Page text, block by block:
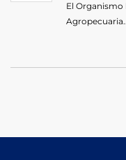
El Organismo